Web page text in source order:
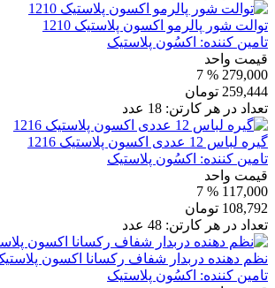
توالت شور پالرمو اکسون پلاستیک 1210
تامین کننده: اکسُون پلاستیک
قیمت واحد
279,000
% 7
259,444 تومان
تعداد در هر کارتن: 18 عدد
گیره لباس 12 عددی اکسون پلاستیک 1216
تامین کننده: اکسُون پلاستیک
قیمت واحد
117,000
% 7
108,792 تومان
تعداد در هر کارتن: 48 عدد
نظم دهنده دربدار شفاف رکسانا اکسون پلاستیک
تامین کننده: اکسُون پلاستیک